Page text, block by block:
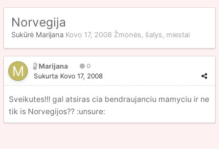
Norvegija
Sukūrė Marijana Kovo 17, 2008 Žmonės, šalys, miestai
Marijana 0
Sukurta Kovo 17, 2008
Sveikutes!!! gal atsiras cia bendraujanciu mamyciu ir ne
tik is Norvegijos?? :unsure: